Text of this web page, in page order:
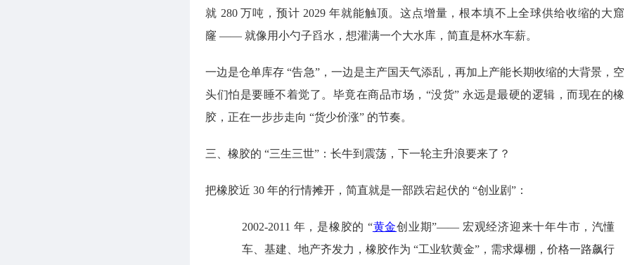
就 280 万吨，预计 2029 年就能触顶。这点增量，根本填不上全球供给收缩的大窟
窿 —— 就像用小勺子舀水，想灌满一个大水库，简直是杯水车薪。
一边是仓单库存 “告急”，一边是主产国天气添乱，再加上产能长期收缩的大背景，空
头们怕是要睡不着觉了。毕竟在商品市场，“没货” 永远是最硬的逻辑，而现在的橡
胶，正在一步步走向 “货少价涨” 的节奏。
三、橡胶的 “三生三世”：长牛到震荡，下一轮主升浪要来了？
把橡胶近 30 年的行情摊开，简直就是一部跌宕起伏的 “创业剧”：
2002-2011 年，是橡胶的 “黄金创业期”—— 宏观经济迎来十年牛市，汽
车、基建、地产齐发力，橡胶作为 “工业软黄金”，需求爆棚，价格一路飙
懂
行